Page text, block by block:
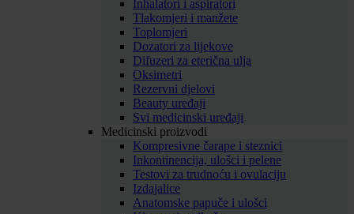
Inhalatori i aspiratori
Tlakomjeri i manžete
Toplomjeri
Dozatori za lijekove
Difuzeri za eterična ulja
Oksimetri
Rezervni djelovi
Beauty uređaji
Svi medicinski uređaji
Medicinski proizvodi
Kompresivne čarape i steznici
Inkontinencija, ulošci i pelene
Testovi za trudnoću i ovulaciju
Izdajalice
Anatomske papuče i ulošci